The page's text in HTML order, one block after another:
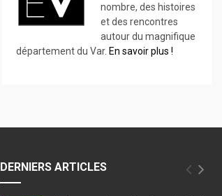
nombre, des histoires
et des rencontres
autour du magnifique
département du Var. En savoir plus !
DERNIERS ARTICLES